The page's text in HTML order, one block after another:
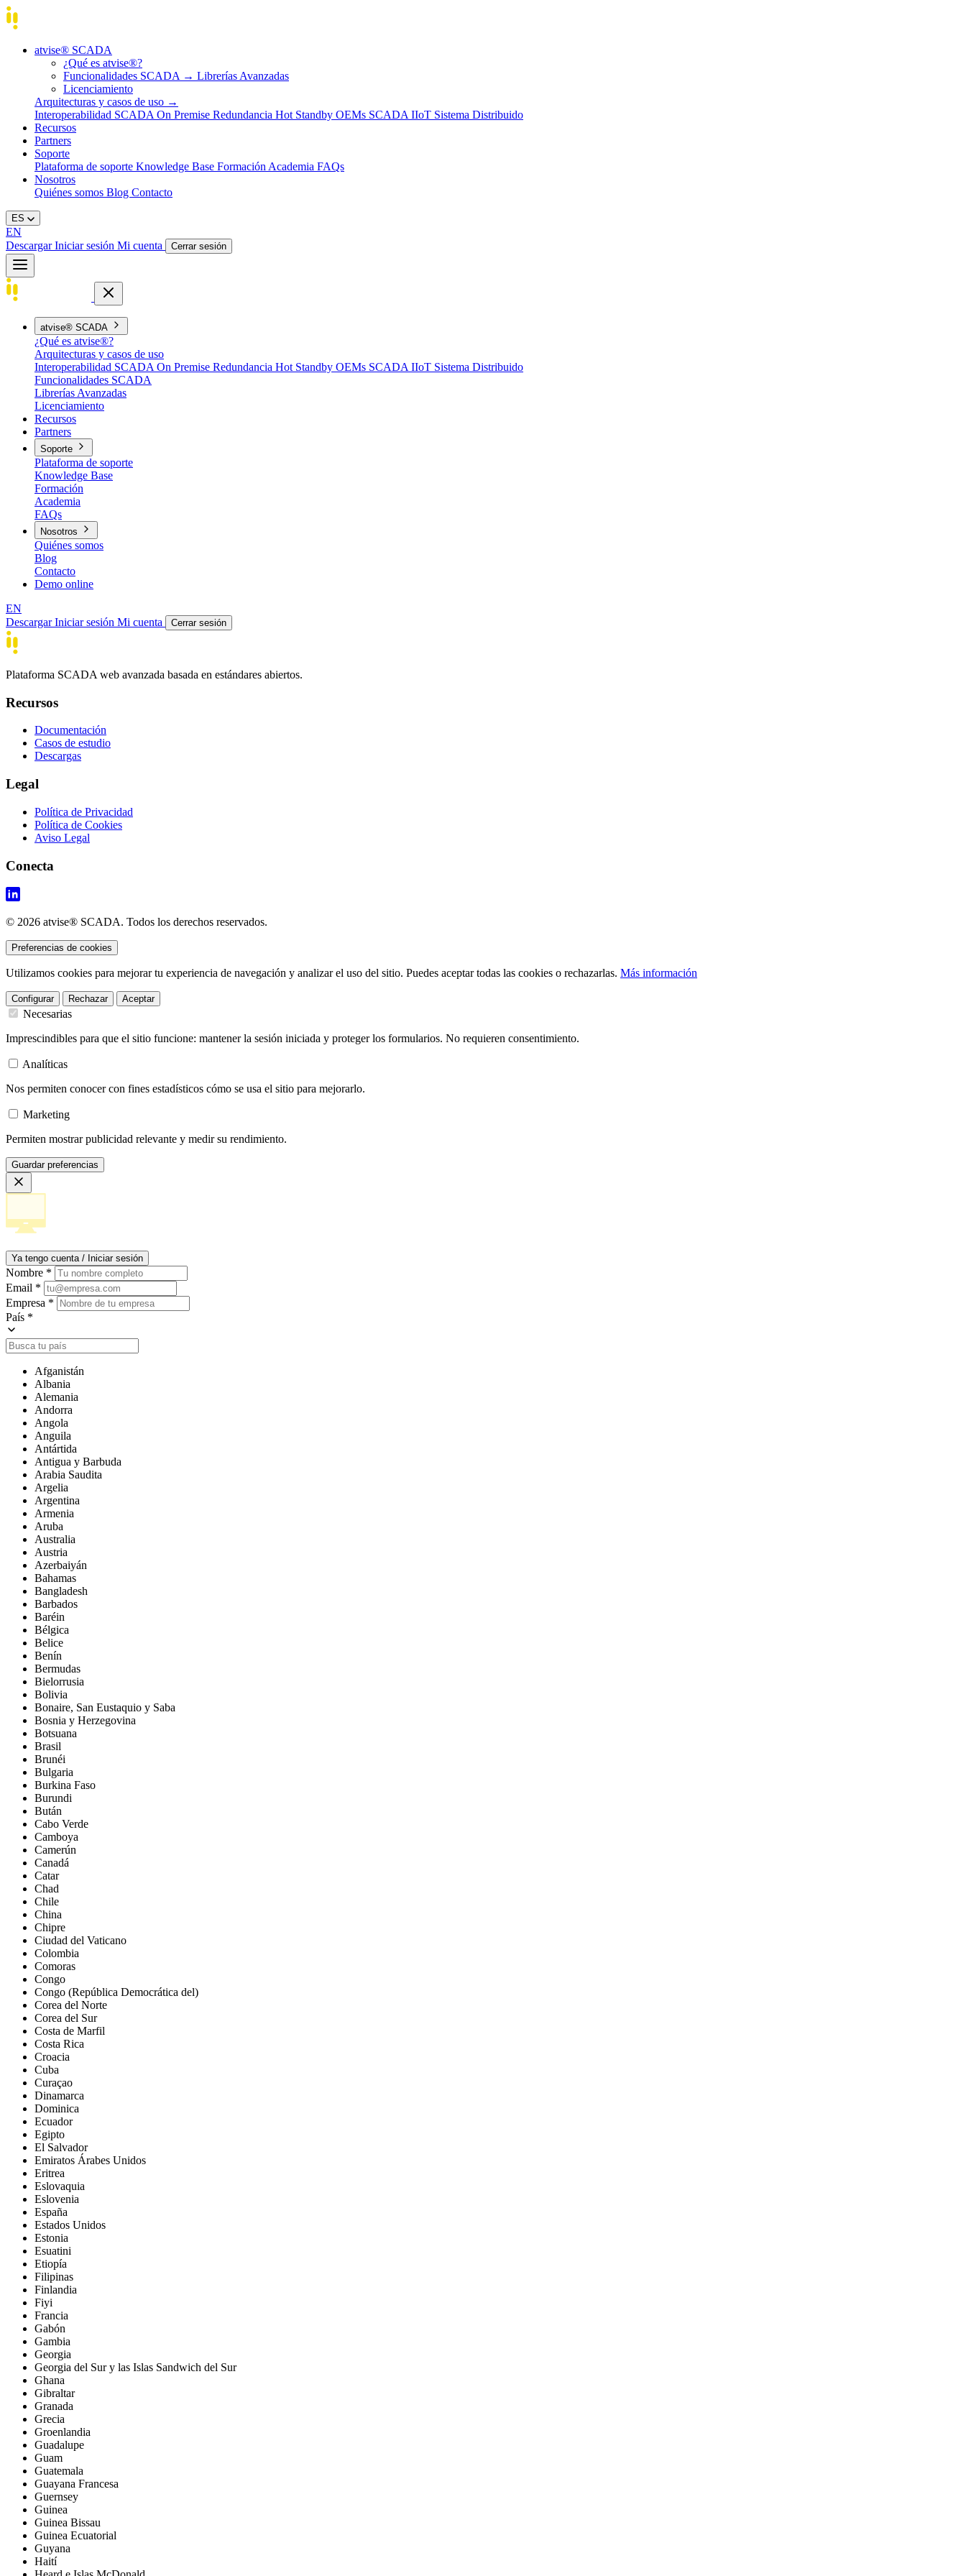
atvise® SCADA
¿Qué es atvise®?
Funcionalidades SCADA → Librerías Avanzadas
Licenciamiento
Arquitecturas y casos de uso →
Interoperabilidad SCADA On Premise Redundancia Hot Standby OEMs SCADA IIoT Sistema Distribuido
Recursos
Partners
Soporte
Plataforma de soporte Knowledge Base Formación Academia FAQs
Nosotros
Quiénes somos Blog Contacto
ES
EN
DescargarIniciar sesión Mi cuenta Cerrar sesión
atvise® SCADA
¿Qué es atvise®?
Arquitecturas y casos de uso
Interoperabilidad SCADA On Premise Redundancia Hot Standby OEMs SCADA IIoT Sistema Distribuido
Funcionalidades SCADA
Librerías Avanzadas
Licenciamiento
Recursos
Partners
Soporte
Plataforma de soporte
Knowledge Base
Formación
Academia
FAQs
Nosotros
Quiénes somos
Blog
Contacto
Demo online
EN
DescargarIniciar sesión Mi cuenta Cerrar sesión
Plataforma SCADA web avanzada basada en estándares abiertos.
Recursos
Documentación
Casos de estudio
Descargas
Legal
Política de Privacidad
Política de Cookies
Aviso Legal
Conecta
© 2026 atvise® SCADA. Todos los derechos reservados.
Preferencias de cookies
Utilizamos cookies para mejorar tu experiencia de navegación y analizar el uso del sitio. Puedes aceptar todas las cookies o rechazarlas. Más información
Configurar Rechazar Aceptar
Necesarias
Imprescindibles para que el sitio funcione: mantener la sesión iniciada y proteger los formularios. No requieren consentimiento.
Analíticas
Nos permiten conocer con fines estadísticos cómo se usa el sitio para mejorarlo.
Marketing
Permiten mostrar publicidad relevante y medir su rendimiento.
Guardar preferencias
Ya tengo cuenta / Iniciar sesión
Nombre *
Email *
Empresa *
País *
Afganistán
Albania
Alemania
Andorra
Angola
Anguila
Antártida
Antigua y Barbuda
Arabia Saudita
Argelia
Argentina
Armenia
Aruba
Australia
Austria
Azerbaiyán
Bahamas
Bangladesh
Barbados
Baréin
Bélgica
Belice
Benín
Bermudas
Bielorrusia
Bolivia
Bonaire, San Eustaquio y Saba
Bosnia y Herzegovina
Botsuana
Brasil
Brunéi
Bulgaria
Burkina Faso
Burundi
Bután
Cabo Verde
Camboya
Camerún
Canadá
Catar
Chad
Chile
China
Chipre
Ciudad del Vaticano
Colombia
Comoras
Congo
Congo (República Democrática del)
Corea del Norte
Corea del Sur
Costa de Marfil
Costa Rica
Croacia
Cuba
Curaçao
Dinamarca
Dominica
Ecuador
Egipto
El Salvador
Emiratos Árabes Unidos
Eritrea
Eslovaquia
Eslovenia
España
Estados Unidos
Estonia
Esuatini
Etiopía
Filipinas
Finlandia
Fiyi
Francia
Gabón
Gambia
Georgia
Georgia del Sur y las Islas Sandwich del Sur
Ghana
Gibraltar
Granada
Grecia
Groenlandia
Guadalupe
Guam
Guatemala
Guayana Francesa
Guernsey
Guinea
Guinea Bissau
Guinea Ecuatorial
Guyana
Haití